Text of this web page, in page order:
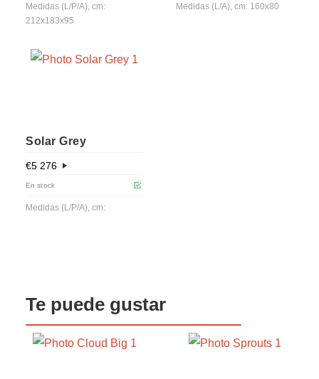
Medidas (L/P/A), cm:
212x183x95
Medidas (L/A), cm: 160x80
Solar Grey
€5 276
En stock
Medidas (L/P/A), cm:
Te puede gustar